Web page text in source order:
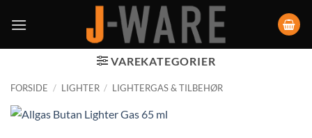
VAREKATEGORIER
FORSIDE / LIGHTER / LIGHTERGAS & TILBEHØR